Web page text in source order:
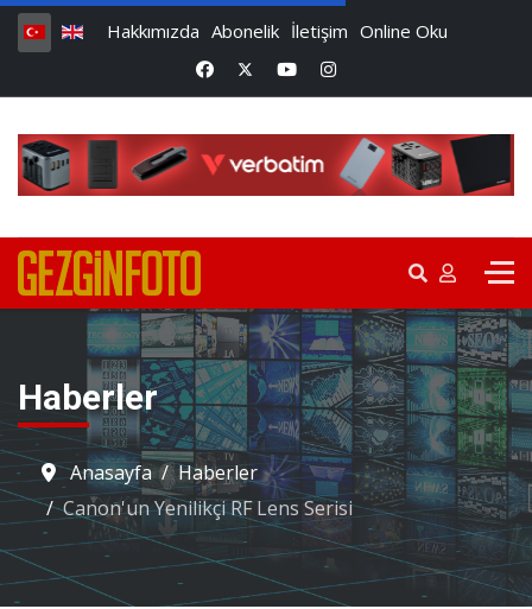
Hakkımızda Abonelik İletişim Online Oku
Haberler
Anasayfa
Haberler
Canon'un Yenilikçi RF Lens Serisi